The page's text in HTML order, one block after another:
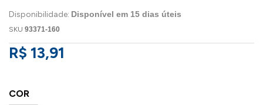
Disponibilidade: Disponível em 15 dias úteis
SKU 93371-160
R$ 13,91
COR